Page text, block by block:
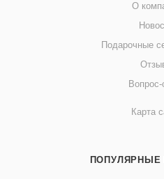
О
Подарочные
Вопрос-
Карта
ПОПУЛЯРНЫЕ